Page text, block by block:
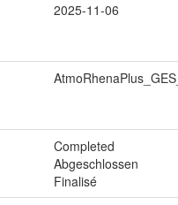
2025-11-06
Completed
Abgeschlossen
Finalisé